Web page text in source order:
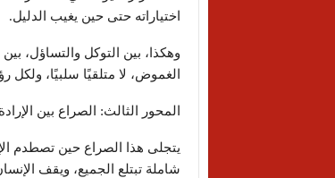
اختياراته حتى حين يغيب الدليل.
وهكذا، بين التوكل والتساؤل،
الغموض، لا متلقيًا سلبيًا،
المحور الثالث: الصراع بين
يتجلى هذا الصراع حين تصطدم
شاملة تبتلع الجميع، ويقف